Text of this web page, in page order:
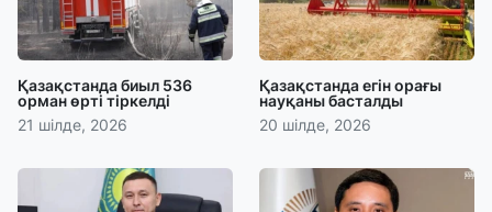
Қазақстанда биыл 536
орман өрті тіркелді
21 шілде, 2026
Қазақстанда егін орағы
науқаны басталды
20 шілде, 2026